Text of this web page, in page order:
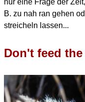
nur eine Frage der
B. zu nah ran gehen
streicheln lassen...
Don't feed